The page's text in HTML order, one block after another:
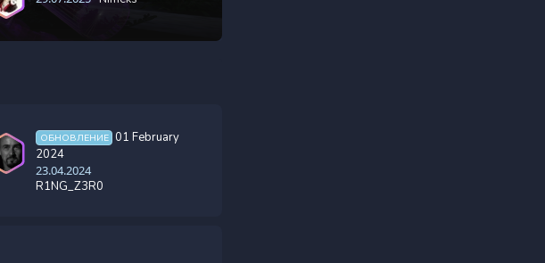
ОБНОВЛЕНИЕ 01 February
2024
23.04.2024
R1NG_Z3R0